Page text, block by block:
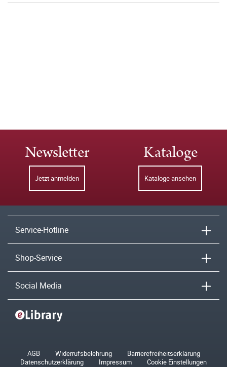
Newsletter
Jetzt anmelden
Kataloge
Kataloge ansehen
Service-Hotline
Shop-Service
Social Media
AGB Widerrufsbelehrung
Barrierefreiheitserklärung
Datenschutzerklärung
Impressum Cookie Einstellungen